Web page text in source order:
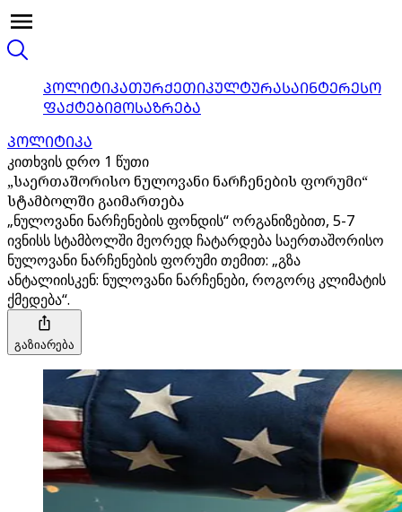
ᲞᲝᲚᲘᲢᲘᲙᲐᲗᲣᲠᲥᲔᲗᲘᲙᲣᲚᲢᲣᲠᲐᲡᲐᲘᲜᲢᲔᲠᲔᲡᲝ
ᲤᲐᲥᲢᲔᲑᲘᲛᲝᲡᲐᲖᲠᲔᲑᲐ
ᲞᲝᲚᲘᲢᲘᲙᲐ
კითხვის დრო 1 წუთი
„საერთაშორისო ნულოვანი ნარჩენების ფორუმი“
სტამბოლში გაიმართება
„ნულოვანი ნარჩენების ფონდის“ ორგანიზებით, 5-7
ივნისს სტამბოლში მეორედ ჩატარდება საერთაშორისო
ნულოვანი ნარჩენების ფორუმი თემით: „გზა
ანტალიისკენ: ნულოვანი ნარჩენები, როგორც კლიმატის
ქმედება“.
გაზიარება